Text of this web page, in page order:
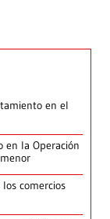
en el
en la Operación
comercios